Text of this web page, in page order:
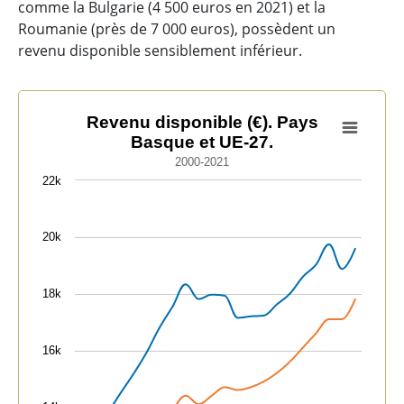
comme la Bulgarie (4 500 euros en 2021) et la
Roumanie (près de 7 000 euros), possèdent un
revenu disponible sensiblement inférieur.
Revenu disponible (€). Pays Basque et UE-27.
Line chart with 2 lines.
2000-2021
The chart has 1 Y axis displaying values. Data ranges
Revenu disponible (€). Pays
Basque et UE-27.
2000-2021
16k
18k
20k
22k